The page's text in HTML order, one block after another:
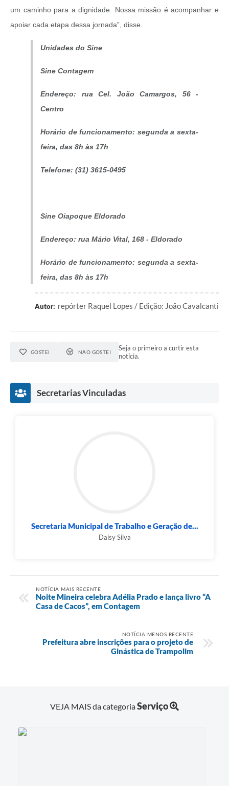
um caminho para a dignidade. Nossa missão é acompanhar e
apoiar cada etapa dessa jornada”, disse.
Unidades do Sine
Sine Contagem
Endereço: rua Cel. João Camargos, 56 -
Centro
Horário de funcionamento: segunda a sexta-
feira, das 8h às 17h
Telefone: (31) 3615-0495
Sine Oiapoque Eldorado
Endereço: rua Mário Vital, 168 - Eldorado
Horário de funcionamento: segunda a sexta-
feira, das 8h às 17h
Autor: repórter Raquel Lopes / Edição: João Cavalcanti
GOSTEI NÃO GOSTEI
Seja o primeiro a curtir esta
notícia.
Secretarias Vinculadas
Secretaria Municipal de Trabalho e Geração de...
Daisy Silva
NOTÍCIA MAIS RECENTE
Noite Mineira celebra Adélia Prado e lança livro “A
Casa de Cacos”, em Contagem
NOTÍCIA MENOS RECENTE
Prefeitura abre inscrições para o projeto de
Ginástica de Trampolim
VEJA MAIS da categoriaServiço